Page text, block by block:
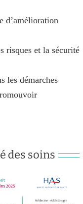
d’amélioration
risques et la sécurité
les démarches
des soins